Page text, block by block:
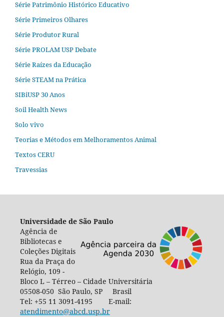
Série Patrimônio Histórico Educativo
Série Primeiros Olhares
Série Produtor Rural
Série PROLAM USP Debate
Série Raízes da Educação
Série STEAM na Prática
SIBiUSP 30 Anos
Soil Health News
Solo vivo
Teorias e Métodos em Melhoramentos Animal
Textos CERU
Travessias
Universidade de São Paulo
Agência de
Bibliotecas e
Coleções Digitais
Rua da Praça do
Relógio, 109 -
Bloco L – Térreo – Cidade Universitária
05508-050 São Paulo, SP Brasil
Tel: +55 11 3091-4195 E-mail:
atendimento@abcd.usp.br